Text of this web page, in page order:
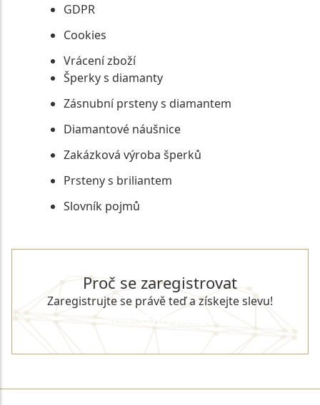
GDPR
Cookies
Vrácení zboží
Šperky s diamanty
Zásnubní prsteny s diamantem
Diamantové náušnice
Zakázková výroba šperků
Prsteny s briliantem
Slovník pojmů
Proč se zaregistrovat
Zaregistrujte se právě teď a získejte slevu!
REGISTROVAT SE